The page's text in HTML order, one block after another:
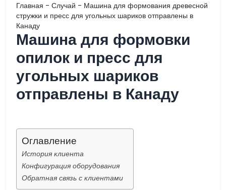
Главная - Случай - Машина для формования древесной
стружки и пресс для угольных шариков отправлены в
Канаду
Машина для формовки
опилок и пресс для
угольных шариков
отправлены в Канаду
Оглавление
История клиента
Конфигурация оборудования
Обратная связь с клиентами